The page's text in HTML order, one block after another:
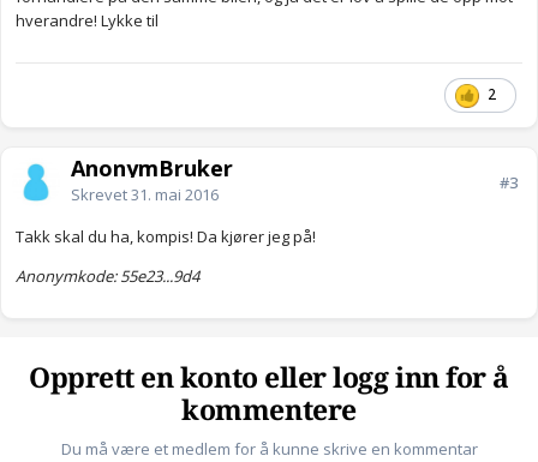
hverandre! Lykke til
2
AnonymBruker
Skrevet31. mai 2016
#3
Takk skal du ha, kompis! Da kjører jeg på!
Anonymkode: 55e23...9d4
Opprett en konto eller logg inn for å
kommentere
Du må være et medlem for å kunne skrive en kommentar